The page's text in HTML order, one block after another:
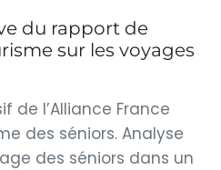
du rapport de
sur les voyages
de l’Alliance France
des séniors. Analyse
des séniors dans un